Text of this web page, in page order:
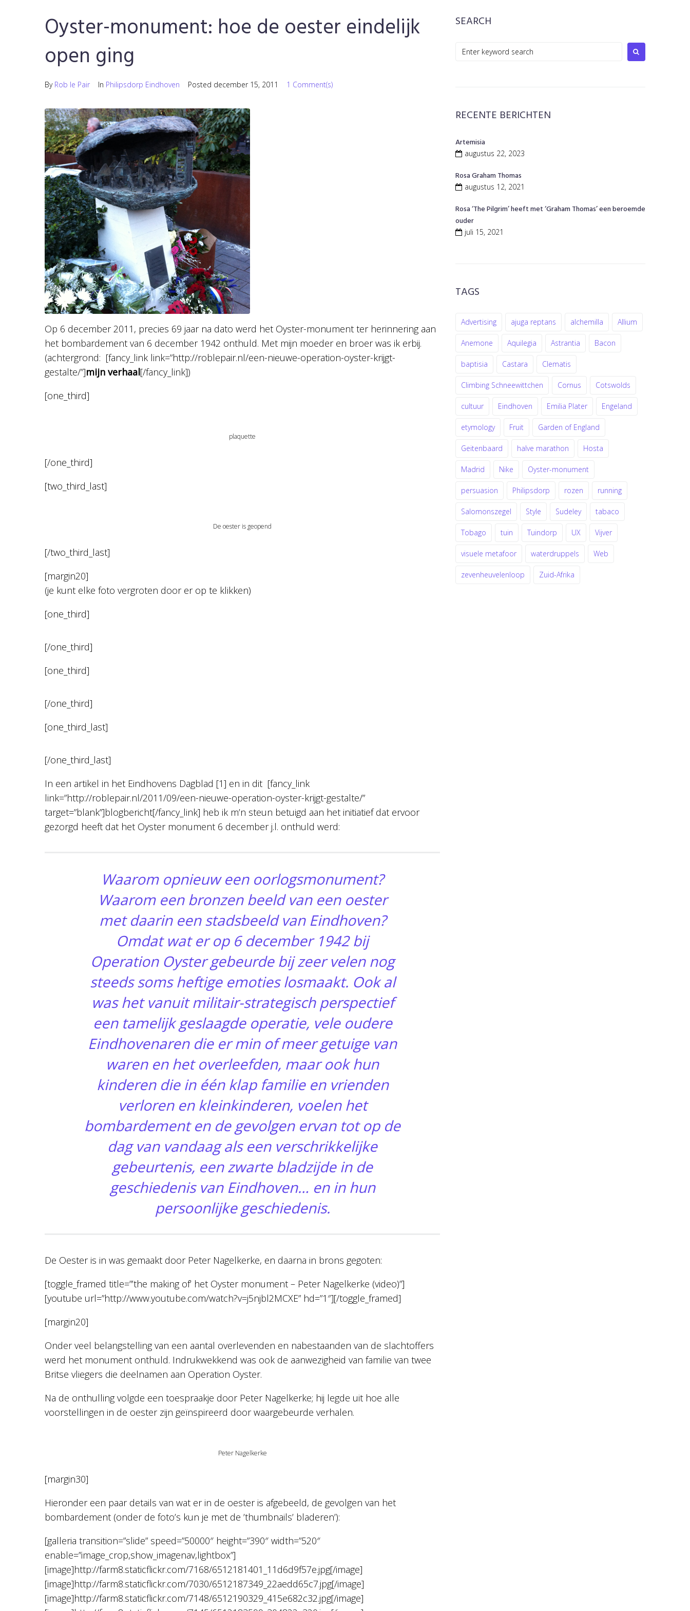
Oyster-monument: hoe de oester eindelijk
open ging
By Rob le Pair In Philipsdorp Eindhoven Posted december 15, 2011 1 Comment(s)
Op 6 december 2011, precies 69 jaar na dato werd het Oyster-monument ter herinnering aan
het bombardement van 6 december 1942 onthuld. Met mijn moeder en broer was ik erbij.
(achtergrond: [fancy_link link=”http://roblepair.nl/een-nieuwe-operation-oyster-krijgt-
gestalte/”]mijn verhaal[/fancy_link])
[one_third]
plaquette
[/one_third]
[two_third_last]
De oester is geopend
[/two_third_last]
[margin20]
(je kunt elke foto vergroten door er op te klikken)
[one_third]
[/one_third]
[one_third]
[/one_third]
[one_third_last]
[/one_third_last]
In een artikel in het Eindhovens Dagblad [1] en in dit [fancy_link
link=”http://roblepair.nl/2011/09/een-nieuwe-operation-oyster-krijgt-gestalte/”
target=”blank”]blogbericht[/fancy_link] heb ik m’n steun betuigd aan het initiatief dat ervoor
gezorgd heeft dat het Oyster monument 6 december j.l. onthuld werd:
Waarom opnieuw een oorlogsmonument?
Waarom een bronzen beeld van een oester
met daarin een stadsbeeld van Eindhoven?
Omdat wat er op 6 december 1942 bij
Operation Oyster gebeurde bij zeer velen nog
steeds soms heftige emoties losmaakt. Ook al
was het vanuit militair-strategisch perspectief
een tamelijk geslaagde operatie, vele oudere
Eindhovenaren die er min of meer getuige van
waren en het overleefden, maar ook hun
kinderen die in één klap familie en vrienden
verloren en kleinkinderen, voelen het
bombardement en de gevolgen ervan tot op de
dag van vandaag als een verschrikkelijke
gebeurtenis, een zwarte bladzijde in de
geschiedenis van Eindhoven… en in hun
persoonlijke geschiedenis.
De Oester is in was gemaakt door Peter Nagelkerke, en daarna in brons gegoten:
[toggle_framed title=”’the making of’ het Oyster monument – Peter Nagelkerke (video)”]
[youtube url=”http://www.youtube.com/watch?v=j5njbl2MCXE” hd=”1″][/toggle_framed]
[margin20]
Onder veel belangstelling van een aantal overlevenden en nabestaanden van de slachtoffers
werd het monument onthuld. Indrukwekkend was ook de aanwezigheid van familie van twee
Britse vliegers die deelnamen aan Operation Oyster.
Na de onthulling volgde een toespraakje door Peter Nagelkerke; hij legde uit hoe alle
voorstellingen in de oester zijn geïnspireerd door waargebeurde verhalen.
Peter Nagelkerke
[margin30]
Hieronder een paar details van wat er in de oester is afgebeeld, de gevolgen van het
bombardement (onder de foto’s kun je met de ’thumbnails’ bladeren’):
[galleria transition=”slide” speed=”50000″ height=”390″ width=”520″
enable=”image_crop,show_imagenav,lightbox”]
[image]http://farm8.staticflickr.com/7168/6512181401_11d6d9f57e.jpg[/image]
[image]http://farm8.staticflickr.com/7030/6512187349_22aedd65c7.jpg[/image]
[image]http://farm8.staticflickr.com/7148/6512190329_415e682c32.jpg[/image]
SEARCH
Search
RECENTE BERICHTEN
Artemisia
augustus 22, 2023
Rosa Graham Thomas
augustus 12, 2021
Rosa ‘The Pilgrim’ heeft met ‘Graham Thomas’ een beroemde
ouder
juli 15, 2021
TAGS
Advertising ajuga reptans alchemilla Allium
Anemone Aquilegia Astrantia Bacon
baptisia Castara Clematis
Climbing Schneewittchen Cornus Cotswolds
cultuur Eindhoven Emilia Plater Engeland
etymology Fruit Garden of England
Geitenbaard halve marathon Hosta
Madrid Nike Oyster-monument
persuasion Philipsdorp rozen running
Salomonszegel Style Sudeley tabaco
Tobago tuin Tuindorp UX Vijver
visuele metafoor waterdruppels Web
zevenheuvelenloop Zuid-Afrika